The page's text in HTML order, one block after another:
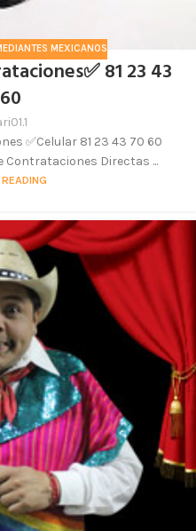
MEXICANOS
81 23 43
✅Celular 81 23 43 70 60
Contrataciones Directas ...